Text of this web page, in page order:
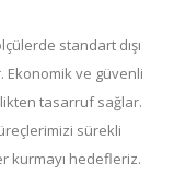
standart dışı
Ekonomik ve güvenli
tasarruf sağlar.
sürekli
kurmayı hedefleriz.